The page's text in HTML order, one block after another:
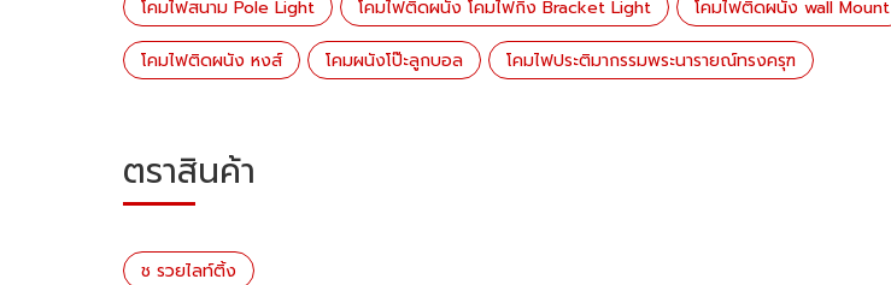
โคมไฟสนาม Pole Light โคมไฟติดผนัง โคมไฟกิ่ง Bracket Light โคมไฟติดผนัง wall Mount
โคมไฟติดผนัง หงส์ โคมผนังโป๊ะลูกบอล โคมไฟประติมากรรมพระนารายณ์ทรงครุฑ
ตราสินค้า
ช รวยไลท์ติ้ง